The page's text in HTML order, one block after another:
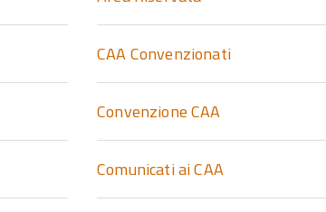
CAA Convenzionati
Convenzione CAA
Comunicati ai CAA